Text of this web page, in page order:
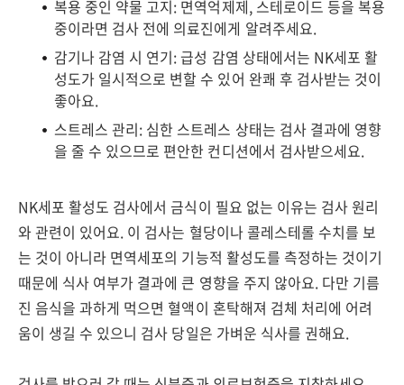
복용 중인 약물 고지: 면역억제제, 스테로이드 등을 복용
중이라면 검사 전에 의료진에게 알려주세요.
감기나 감염 시 연기: 급성 감염 상태에서는 NK세포 활
성도가 일시적으로 변할 수 있어 완쾌 후 검사받는 것이
좋아요.
스트레스 관리: 심한 스트레스 상태는 검사 결과에 영향
을 줄 수 있으므로 편안한 컨디션에서 검사받으세요.
NK세포 활성도 검사에서 금식이 필요 없는 이유는 검사 원리
와 관련이 있어요. 이 검사는 혈당이나 콜레스테롤 수치를 보
는 것이 아니라 면역세포의 기능적 활성도를 측정하는 것이기
때문에 식사 여부가 결과에 큰 영향을 주지 않아요. 다만 기름
진 음식을 과하게 먹으면 혈액이 혼탁해져 검체 처리에 어려
움이 생길 수 있으니 검사 당일은 가벼운 식사를 권해요.